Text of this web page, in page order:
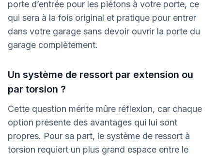
porte d’entrée pour les piétons à votre porte, ce
qui sera à la fois original et pratique pour entrer
dans votre garage sans devoir ouvrir la porte du
garage complètement.
Un système de ressort par extension ou
par torsion ?
Cette question mérite mûre réflexion, car chaque
option présente des avantages qui lui sont
propres. Pour sa part, le système de ressort à
torsion requiert un plus grand espace entre le